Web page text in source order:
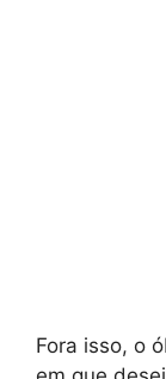
Fora isso, o